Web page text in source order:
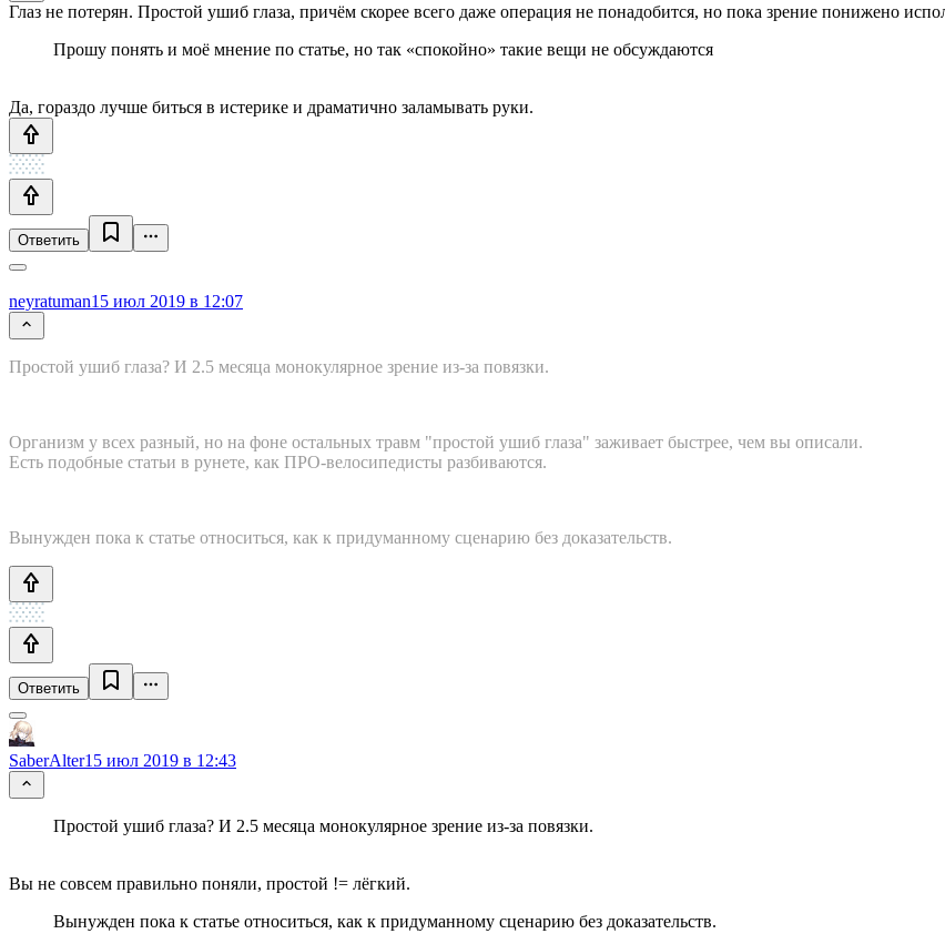
Глаз не потерян. Простой ушиб глаза, причём скорее всего даже операция не понадобится, но пока зрение понижено
Прошу понять и моё мнение по статье, но так «спокойно» такие вещи не обсуждаются
Да, гораздо лучше биться в истерике и драматично заламывать руки.
Ответить
neyratuman15 июл 2019 в 12:07
Простой ушиб глаза? И 2.5 месяца монокулярное зрение из-за повязки.
Организм у всех разный, но на фоне остальных травм "простой ушиб глаза" заживает быстрее, чем вы описали.
Есть подобные статьи в рунете, как ПРО-велосипедисты разбиваются.
Вынужден пока к статье относиться, как к придуманному сценарию без доказательств.
Ответить
SaberAlter15 июл 2019 в 12:43
Простой ушиб глаза? И 2.5 месяца монокулярное зрение из-за повязки.
Вы не совсем правильно поняли, простой != лёгкий.
Вынужден пока к статье относиться, как к придуманному сценарию без доказательств.